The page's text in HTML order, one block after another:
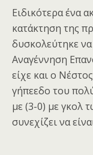
Ειδικότερα ένα
κατάκτηση της
δυσκολεύτηκε
Αναγέννηση
είχε και ο
γήπεεδο του
με (3-0) με γκολ
συνεχίζει να